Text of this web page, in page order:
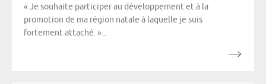
« Je souhaite participer au développement et à la
promotion de ma région natale à laquelle je suis
fortement attaché. »...